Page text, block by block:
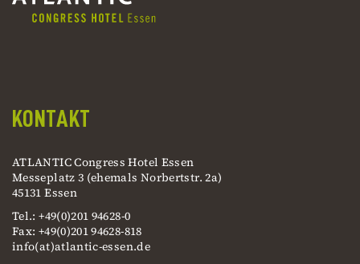
KONTAKT
ATLANTIC Congress Hotel Essen
Messeplatz 3 (ehemals Norbertstr. 2a)
45131 Essen
Tel.: +49(0)201 94628-0
Fax: +49(0)201 94628-818
info(at)atlantic-essen.de